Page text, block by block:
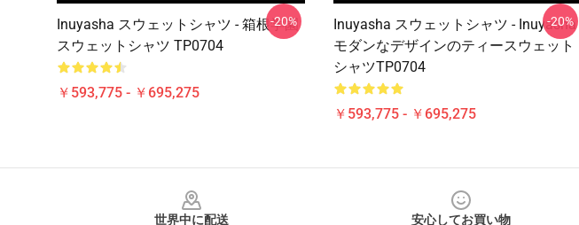
Inuyasha スウェットシャツ - 箱根学園
スウェットシャツ TP0704
￥593,775 - ￥695,275
-20%
Inuyasha スウェットシャツ - Inuyasha
モダンなデザインのティースウェット
シャツTP0704
￥593,775 - ￥695,275
-20%
世界中に配送 安心してお買い物